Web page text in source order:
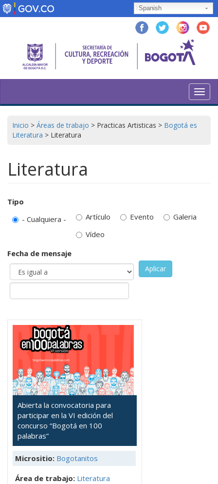
Pasar
al
Spanish
Inicio > Áreas de trabajo > Practicas Artisticas > Bogotá es
Literatura > Literatura
Literatura
Tipo
- Cualquiera -
Artículo Evento
Galeria
Vídeo
Fecha de mensaje
Aplicar
Abierta la convocatoria para
participar en la VI edición del
concurso “Bogotá en 100
palabras”
Micrositio: Bogotanitos
Área de trabajo: Literatura